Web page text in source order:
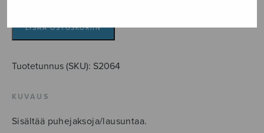
määräLISÄÄ OSTOSKORIIN
Tuotetunnus (SKU): S2064
KUVAUS
Sisältää puhejaksoja/lausuntaa.